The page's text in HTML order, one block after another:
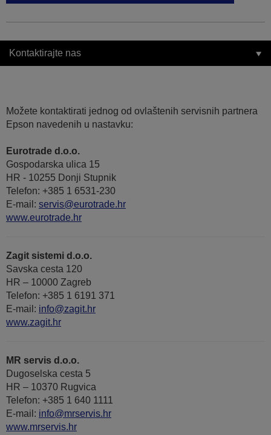
Kontaktirajte nas
Možete kontaktirati jednog od ovlaštenih servisnih partnera
Epson navedenih u nastavku:
Eurotrade d.o.o.
Gospodarska ulica 15
HR - 10255 Donji Stupnik
Telefon: +385 1 6531-230
E-mail: servis@eurotrade.hr
www.eurotrade.hr
Zagit sistemi d.o.o.
Savska cesta 120
HR – 10000 Zagreb
Telefon: +385 1 6191 371
E-mail: info@zagit.hr
www.zagit.hr
MR servis d.o.o.
Dugoselska cesta 5
HR – 10370 Rugvica
Telefon: +385 1 640 1111
Е-mail: info@mrservis.hr
www.mrservis.hr